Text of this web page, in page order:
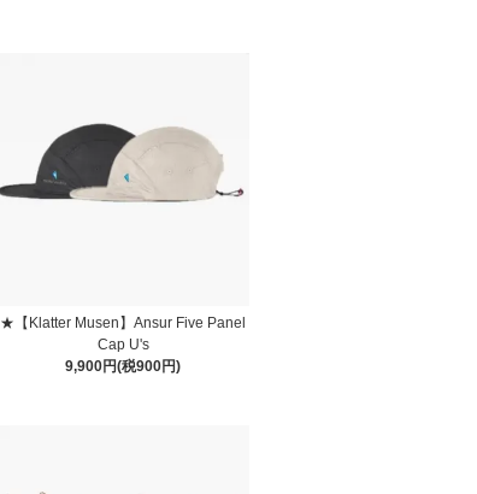
★【Klatter Musen】Ansur Five Panel
Cap U's
9,900円(税900円)